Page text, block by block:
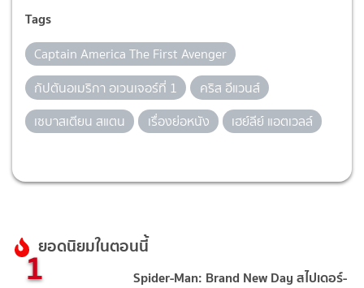
Tags
Captain America The First Avenger
กัปตันอเมริกา อเวนเจอร์ที่ 1
คริส อีแวนส์
เซบาสเตียน สแตน
เรื่องย่อหนัง เฮย์ลีย์ แอตเวลล์
ยอดนิยมในตอนนี้
1 Spider-Man: Brand New Day สไปเดอร์-